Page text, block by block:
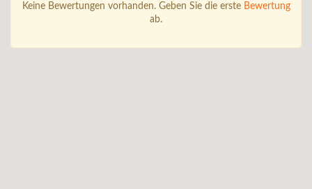
Keine Bewertungen vorhanden. Geben Sie die erste Bewertung
ab.